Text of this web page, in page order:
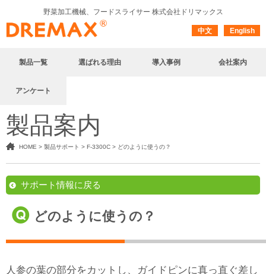
野菜加工機械、フードスライサー 株式会社ドリマックス
中文 English
製品一覧 選ばれる理由 導入事例 会社案内
アンケート
製品案内
HOME > 製品サポート > F-3300C > どのように使うの？
サポート情報に戻る
どのように使うの？
人参の葉の部分をカットし、ガイドピンに真っ直ぐ差し